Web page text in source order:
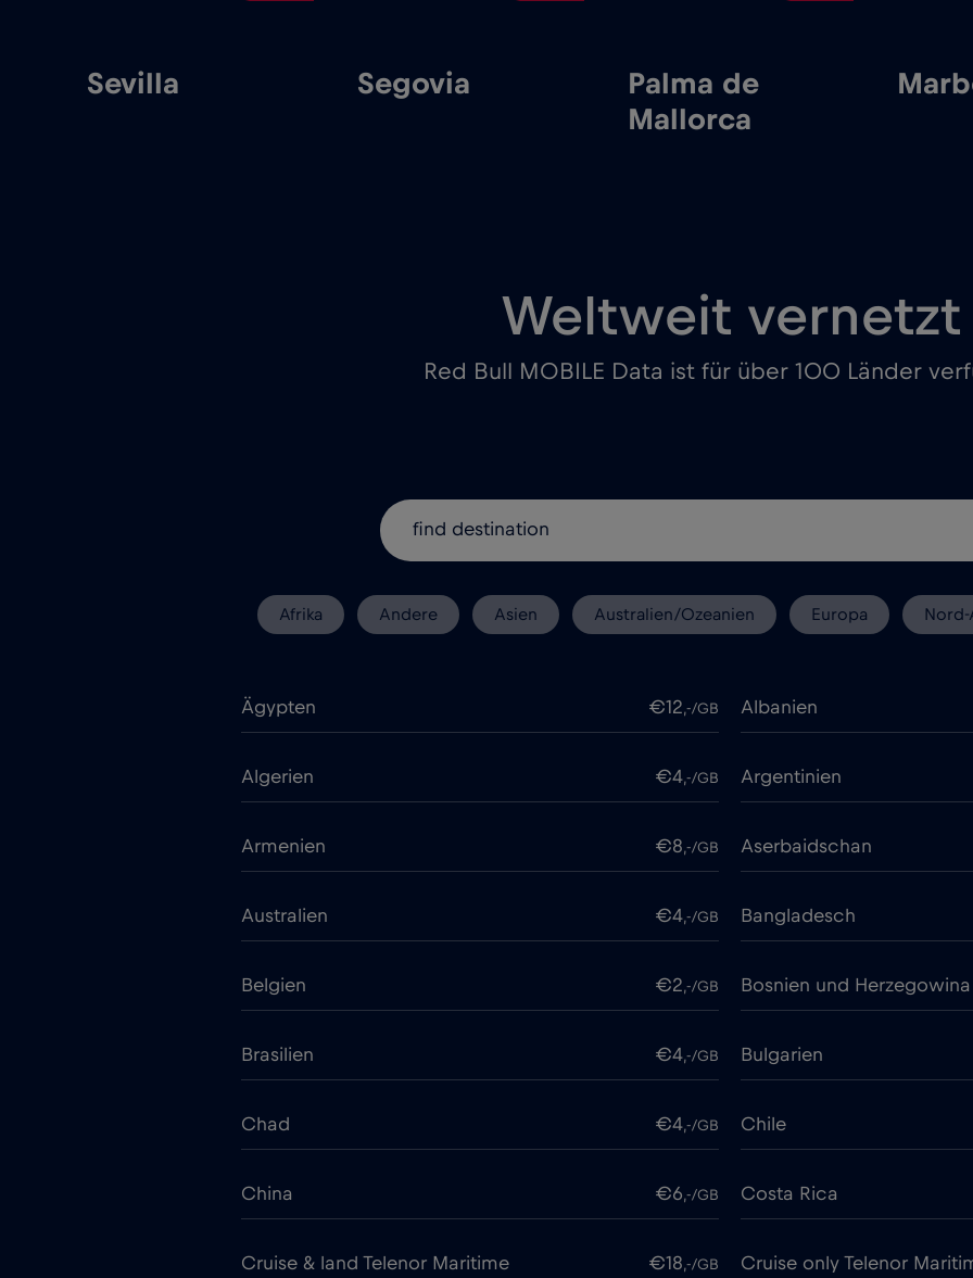
Sevilla Segovia
Palma de
Mallorca
Weltweit vernetzt
Red Bull MOBILE Data ist für über 100 Länder
Afrika Andere Asien Australien/Ozeanien Europa Nord-
Ägypten €12,-/GB Albanien
Algerien €4,-/GB Argentinien
Armenien €8,-/GB Aserbaidschan
Australien €4,-/GB Bangladesch
Belgien €2,-/GB Bosnien und Herzegowina
Brasilien €4,-/GB Bulgarien
Chad €4,-/GB Chile
China €6,-/GB Costa Rica
Cruise & land Telenor Maritime €18,-/GB Cruise only Telenor